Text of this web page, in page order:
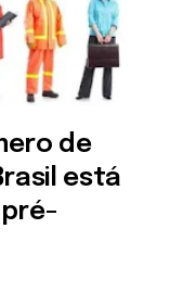
de
está
pré-